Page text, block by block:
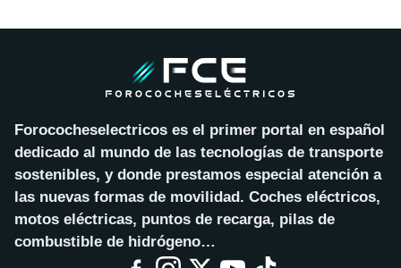
Forococheselectricos es el primer portal en español
dedicado al mundo de las tecnologías de transporte
sostenibles, y donde prestamos especial atención a
las nuevas formas de movilidad. Coches eléctricos,
motos eléctricas, puntos de recarga, pilas de
combustible de hidrógeno…